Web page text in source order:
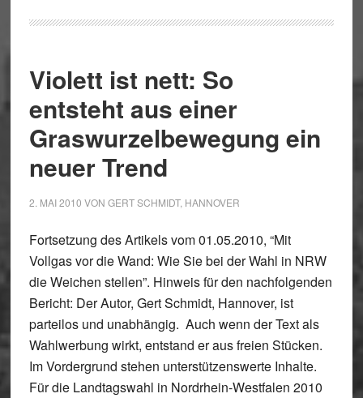
Violett ist nett: So
entsteht aus einer
Graswurzelbewegung ein
neuer Trend
2. MAI 2010 VON GERT SCHMIDT, HANNOVER
Fortsetzung des Artikels vom 01.05.2010, “Mit
Vollgas vor die Wand: Wie Sie bei der Wahl in NRW
die Weichen stellen”. Hinweis für den nachfolgenden
Bericht: Der Autor, Gert Schmidt, Hannover, ist
parteilos und unabhängig. Auch wenn der Text als
Wahlwerbung wirkt, entstand er aus freien Stücken.
Im Vordergrund stehen unterstützenswerte Inhalte.
Für die Landtagswahl in Nordrhein-Westfalen 2010